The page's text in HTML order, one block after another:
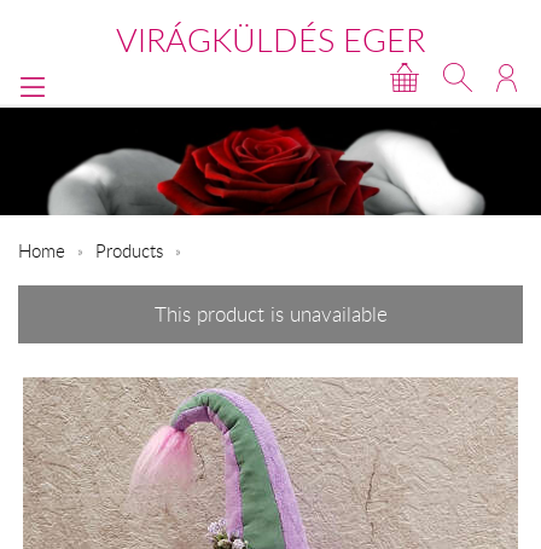
VIRÁGKÜLDÉS EGER
Home Products
This product is unavailable